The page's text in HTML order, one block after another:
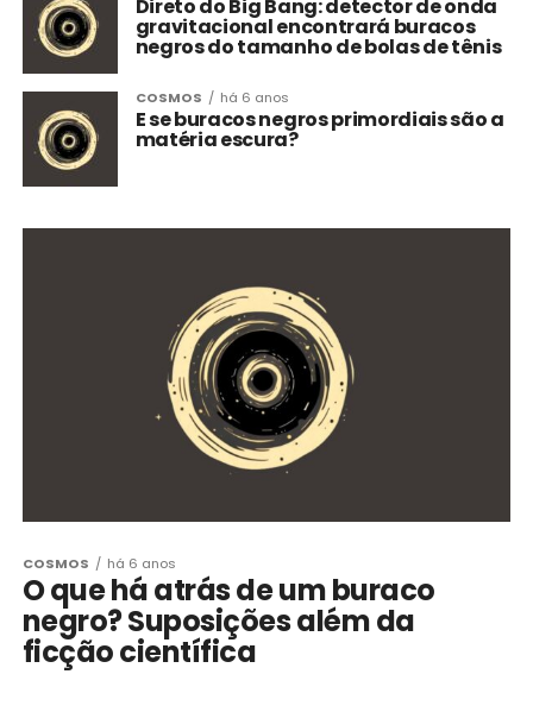
Direto do Big Bang: detector de onda
gravitacional encontrará buracos
negros do tamanho de bolas de tênis
COSMOS há 6 anos
E se buracos negros primordiais são a
matéria escura?
COSMOS há 6 anos
O que há atrás de um buraco
negro? Suposições além da
ficção científica